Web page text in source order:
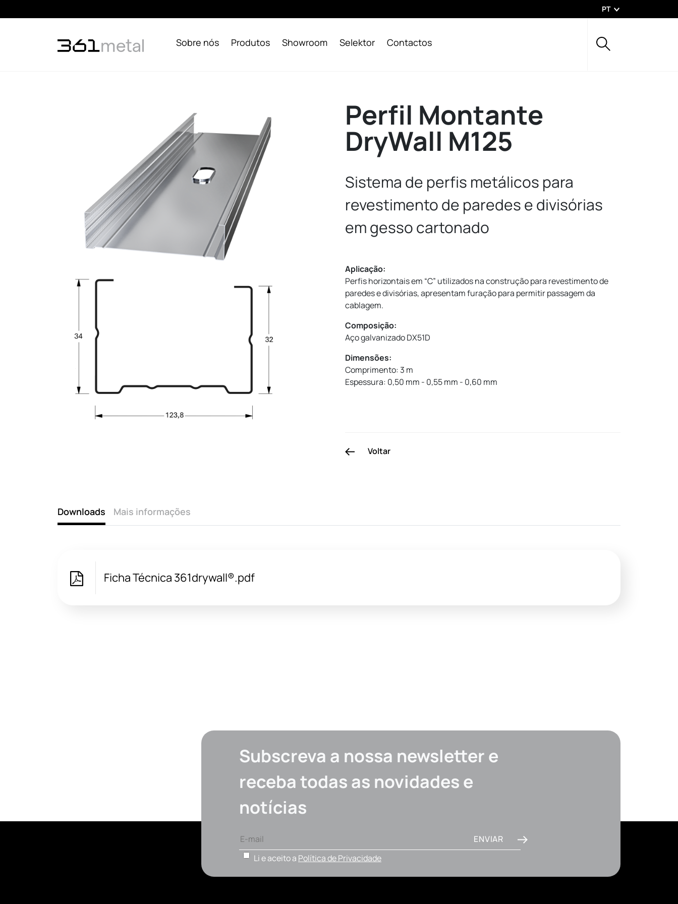
PT
Sobre nós Produtos Showroom Selektor Contactos
Perfil Montante
DryWall M125
Sistema de perfis metálicos para
revestimento de paredes e divisórias
em gesso cartonado
Aplicação:
Perfis horizontais em “C” utilizados na construção para revestimento de
paredes e divisórias, apresentam furação para permitir passagem da
cablagem.
Composição:
Aço galvanizado DX51D
Dimensões:
Comprimento: 3 m
Espessura: 0,50 mm - 0,55 mm - 0,60 mm
Voltar
Downloads Mais informações
Ficha Técnica 361drywall®.pdf
Subscreva a nossa newsletter e
receba todas as novidades e
notícias
ENVIAR
Li e aceito a Política de Privacidade